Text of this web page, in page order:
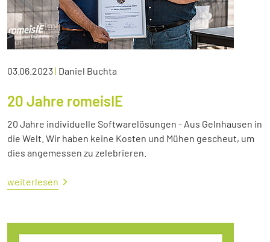
03.06.2023| Daniel Buchta
20 Jahre romeisIE
20 Jahre individuelle Softwarelösungen - Aus Gelnhausen in
die Welt. Wir haben keine Kosten und Mühen gescheut, um
dies angemessen zu zelebrieren.
weiterlesen